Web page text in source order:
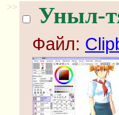
>> Уныл-
Файл: